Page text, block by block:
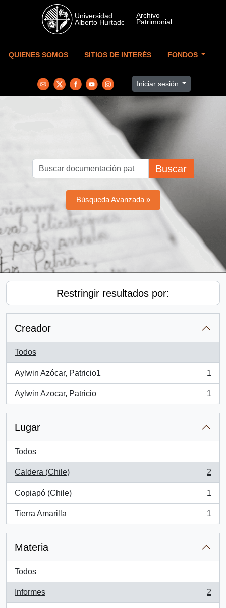
Skip to main content
QUIENES SOMOS SITIOS DE INTERÉS FONDOS
Iniciar sesión
Buscar
Búsqueda Avanzada »
Restringir resultados por:
Creador
Todos
Aylwin Azócar, Patricio1
, 1 resultados
1
Aylwin Azocar, Patricio
, 1 resultados
1
Lugar
Todos
Caldera (Chile)
, 2 resultados
2
Copiapó (Chile)
, 1 resultados
1
Tierra Amarilla
, 1 resultados
1
Materia
Todos
Informes
, 2 resultados
2